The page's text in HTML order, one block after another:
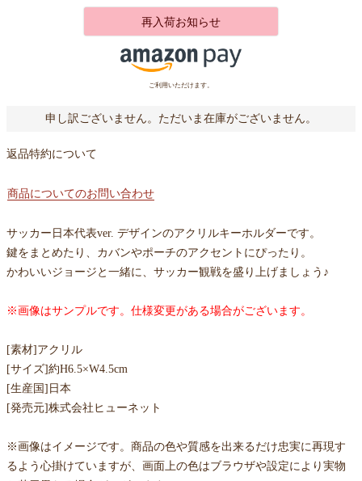
再入荷お知らせ
ご利用いただけます。
申し訳ございません。ただいま在庫がございません。
返品特約について
商品についてのお問い合わせ
サッカー日本代表ver. デザインのアクリルキーホルダーです。
鍵をまとめたり、カバンやポーチのアクセントにぴったり。
かわいいジョージと一緒に、サッカー観戦を盛り上げましょう♪
※画像はサンプルです。仕様変更がある場合がございます。
[素材]アクリル
[サイズ]約H6.5×W4.5cm
[生産国]日本
[発売元]株式会社ヒューネット
※画像はイメージです。商品の色や質感を出来るだけ忠実に再現す
るよう心掛けていますが、画面上の色はブラウザや設定により実物